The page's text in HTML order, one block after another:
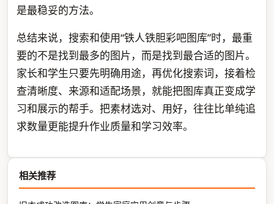
是最稳妥的方法。
总结来说，搜索和使用“铁人铁胆彩吧图库”时，最重
要的不是找到最多的图片，而是找到最合适的图片。
家长和学生只要先明确用途，再优化搜索词，接着检
查清晰度、来源和适配场景，就能把图库真正变成学
习和展示的帮手。把素材选对、用好，往往比单纯追
求数量更能提升作业质量和学习效率。
相关推荐